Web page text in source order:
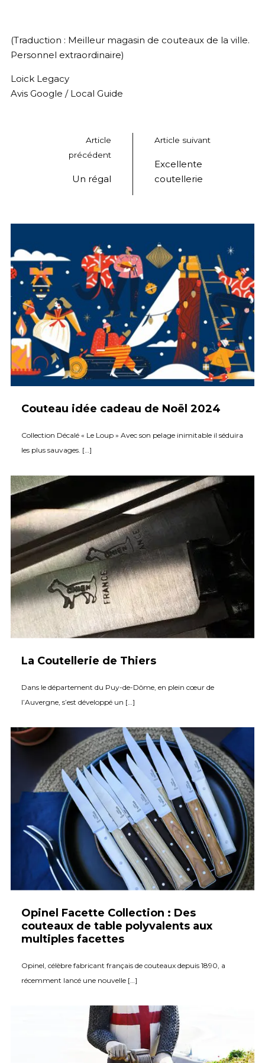
(Traduction : Meilleur magasin de couteaux de la ville.
Personnel extraordinaire)
Loick Legacy
Avis Google / Local Guide
Article
précédent
Un régal
Article suivant
Excellente
coutellerie
Couteau idée cadeau de Noël 2024
Collection Décalé « Le Loup » Avec son pelage inimitable il séduira
les plus sauvages. […]
La Coutellerie de Thiers
Dans le département du Puy-de-Dôme, en plein cœur de
l’Auvergne, s’est développé un […]
Opinel Facette Collection : Des
couteaux de table polyvalents aux
multiples facettes
Opinel, célèbre fabricant français de couteaux depuis 1890, a
récemment lancé une nouvelle […]